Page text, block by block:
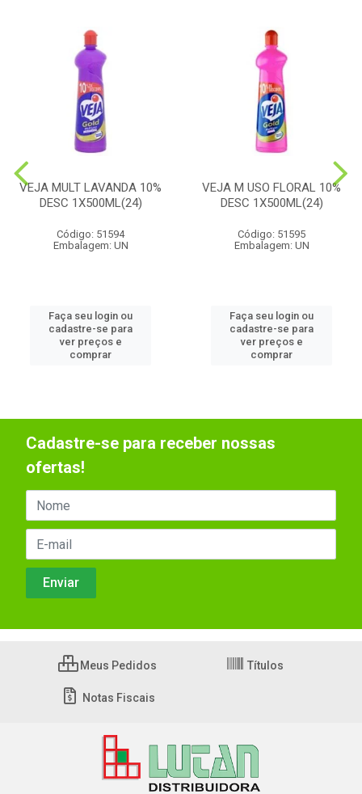
VEJA MULT LAVANDA 10%
DESC 1X500ML(24)
Código: 51594
Embalagem: UN
Faça seu login ou
cadastre-se para
ver preços e
comprar
VEJA M USO FLORAL 10%
DESC 1X500ML(24)
Código: 51595
Embalagem: UN
Faça seu login ou
cadastre-se para
ver preços e
comprar
Cadastre-se para receber nossas
ofertas!
Meus Pedidos Títulos
Notas Fiscais